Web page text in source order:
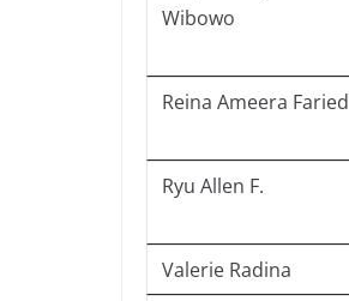
Wibowo
Reina Ameera Faried
Ryu Allen F.
Valerie Radina